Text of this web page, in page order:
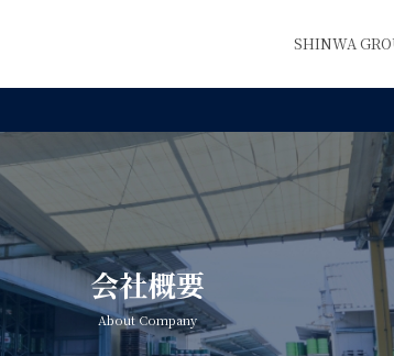
SHINWA
会社概要
About Company